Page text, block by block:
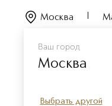
Ваш город
Москва
Выбрать другой
Москва